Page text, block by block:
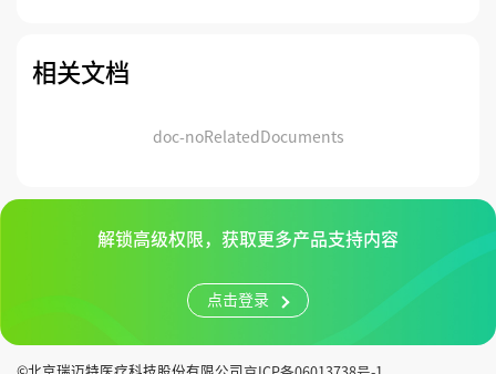
相关文档
doc-noRelatedDocuments
解锁高级权限，获取更多产品支持内容
点击登录